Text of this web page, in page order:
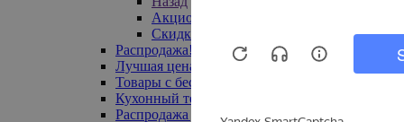
Акционные товары
Скидка 20% по промокоду
Распродажа! Ульяновск до -70%
Лучшая цена
Товары с бесплатной доставкой
Кухонный текстиль
Распродажа до -50%